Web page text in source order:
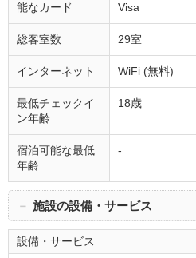
能なカード
Visa
総客室数 29室
インターネット WiFi (無料)
最低チェックイ
ン年齢
18歳
宿泊可能な最低
年齢
-
－ 施設の設備・サービス
設備・サービス